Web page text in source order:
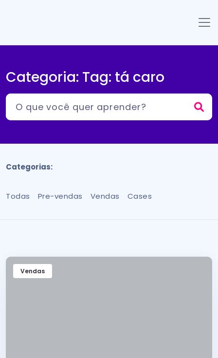
Categoria: Tag: tá caro
Categorias:
Todas Pre-vendas Vendas Cases
Vendas